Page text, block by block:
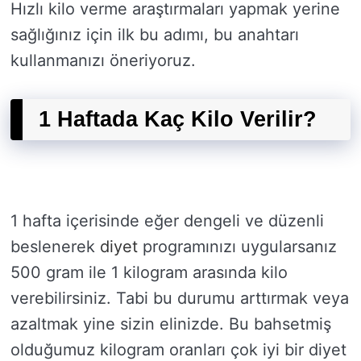
Hızlı kilo verme araştırmaları yapmak yerine
sağlığınız için ilk bu adımı, bu anahtarı
kullanmanızı öneriyoruz.
1 Haftada Kaç Kilo Verilir?
1 hafta içerisinde eğer dengeli ve düzenli
beslenerek diyet programınızı uygularsanız
500 gram ile 1 kilogram arasında kilo
verebilirsiniz. Tabi bu durumu arttırmak veya
azaltmak yine sizin elinizde. Bu bahsetmiş
olduğumuz kilogram oranları çok iyi bir diyet